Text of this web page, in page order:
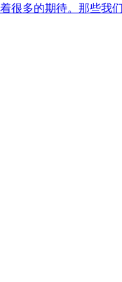
多的期待。那些我